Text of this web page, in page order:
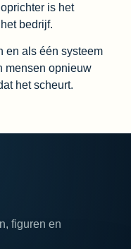
is het
bedrijf.
en als één systeem
mensen opnieuw
het scheurt.
figuren en